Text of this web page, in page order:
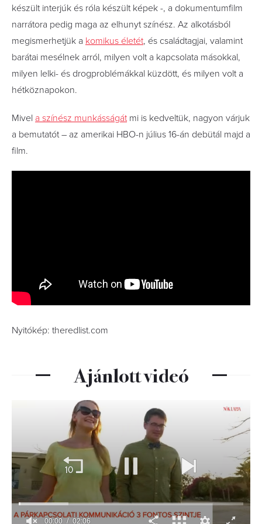
készült interjúk és róla készült képek -, a dokumentumfilm
narrátora pedig maga az elhunyt színész. Az alkotásból
megismerhetjük a komikus életét, és családtagjai, valamint
barátai mesélnek arról, milyen volt a kapcsolata másokkal,
milyen lelki- és drogproblémákkal küzdött, és milyen volt a
hétköznapokon.
Mivel a színész munkásságátmi is kedveltük, nagyon várjuk
a bemutatót – az amerikai HBO-n július 16-án debütál majd a
film.
Nyitókép: theredlist.com
Ajánlott videó
00:01 02:06